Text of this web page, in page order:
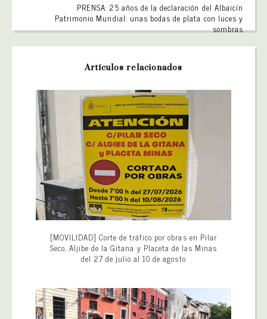
PRENSA: 25 años de la declaración del Albaicín
Patrimonio Mundial: unas bodas de plata con luces y
sombras
Artículos relacionados
[MOVILIDAD] Corte de tráfico por obras en Pilar
Seco, Aljibe de la Gitana y Placeta de las Minas
del 27 de julio al 10 de agosto